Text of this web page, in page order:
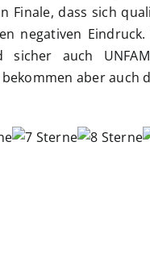
Finale, dass sich
negativen
auch
aber auch